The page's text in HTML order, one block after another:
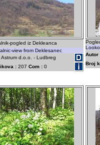
pogled iz Dekleanca
view from Deklesanec
Astrum d.o.o. - Ludbreg
: 207 Com : 0
Autor
Broj